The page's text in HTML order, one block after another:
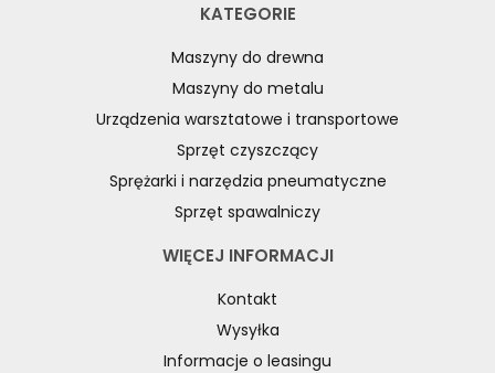
KATEGORIE
Maszyny do drewna
Maszyny do metalu
Urządzenia warsztatowe i transportowe
Sprzęt czyszczący
Sprężarki i narzędzia pneumatyczne
Sprzęt spawalniczy
WIĘCEJ INFORMACJI
Kontakt
Wysyłka
Informacje o leasingu